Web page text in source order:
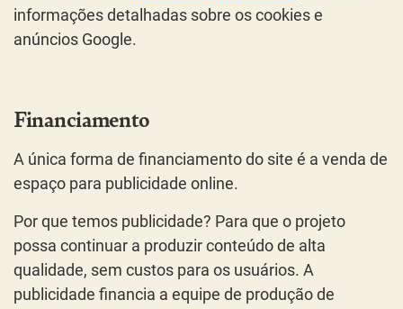
informações detalhadas sobre os cookies e
anúncios Google.
Financiamento
A única forma de financiamento do site é a venda de
espaço para publicidade online.
Por que temos publicidade? Para que o projeto
possa continuar a produzir conteúdo de alta
qualidade, sem custos para os usuários. A
publicidade financia a equipe de produção de